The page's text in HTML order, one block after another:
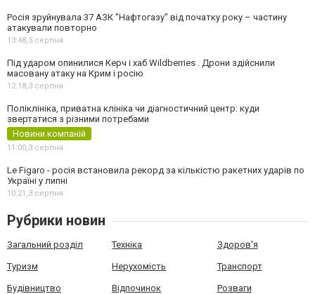
Росія зруйнувала 37 АЗК "Нафтогазу" від початку року – частину
атакували повторно
13:48,3 серпня
Під ударом опинилися Керч і хаб Wildberries . Дрони здійснили
масовану атаку на Крим і росію
12:18,3 серпня
Поліклініка, приватна клініка чи діагностичний центр: куди
звертатися з різними потребами
Новини компаній
11:00,3 серпня
Le Figaro - росія встановила рекорд за кількістю ракетних ударів по
Україні у липні
10:21,3 серпня
Рубрики новин
Загальний розділ Техніка Здоров'я
Туризм Нерухомість Транспорт
Будівництво Відпочинок Розваги